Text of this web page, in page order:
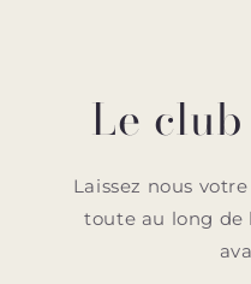
Le
Laissez nous
toute au long de